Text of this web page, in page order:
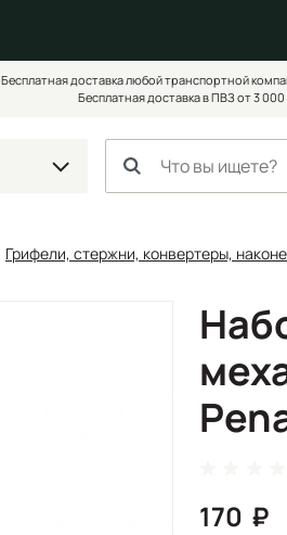
Бесплатная доставка любой транспортной
Бесплатная доставка в ПВЗ от 3 000
Грифели, стержни, конвертеры,
170